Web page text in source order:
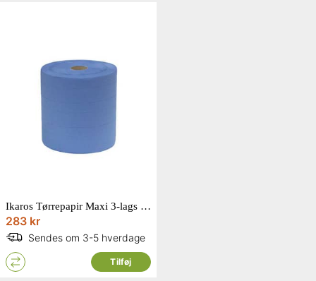
Ikaros Tørrepapir Maxi 3-lags 0,32x285 m
283 kr
Sendes om 3-5 hverdage
Tilføj